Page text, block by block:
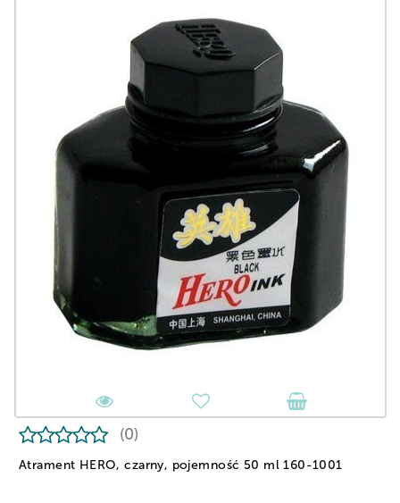
Atrament HERO, czarny, pojemność 50 ml 160-1001
(0)